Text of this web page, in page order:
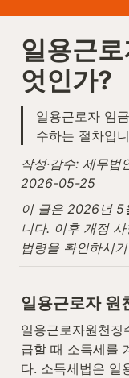
일용근
엇인가?
일용근로자 임
수하는 절차입
작성·감수: 세무법
2026-05-25
이 글은 2026년 5
니다. 이후 개정
법령을 확인하시
일용근로자 원
일용근로자원천징
급할 때 소득세를
다. 소득세법은 일